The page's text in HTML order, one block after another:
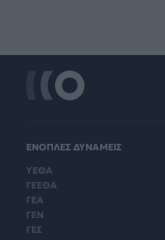
ΕΝΟΠΛΕΣ ΔΥΝΑΜΕΙΣ
ΥΕΘΑ
ΓΕΕΘΑ
ΓΕΑ
ΓΕΝ
ΓΕΣ